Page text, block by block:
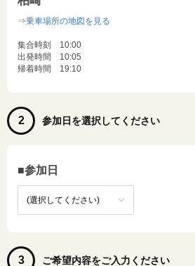
⇒乗車場所の地図を見る
集合時刻 10:00
出発時間 10:05
帰着時間 19:10
2 参加日を選択してください
■参加日
3 ご希望内容をご入力ください